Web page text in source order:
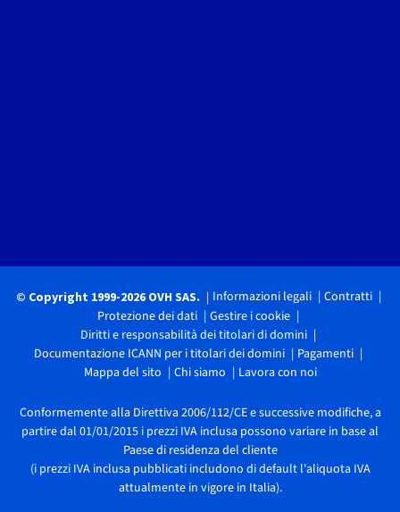
© Copyright 1999-2026 OVH SAS. Informazioni legali
Contratti
Protezione dei dati
Gestire i cookie
Diritti e responsabilità dei titolari di domini
Documentazione ICANN per i titolari dei domini
Pagamenti
Mappa del sito
Chi siamo Lavora con noi
Conformemente alla Direttiva 2006/112/CE e successive modifiche, a
partire dal 01/01/2015 i prezzi IVA inclusa possono variare in base al
Paese di residenza del cliente
(i prezzi IVA inclusa pubblicati includono di default l'aliquota IVA
attualmente in vigore in Italia).